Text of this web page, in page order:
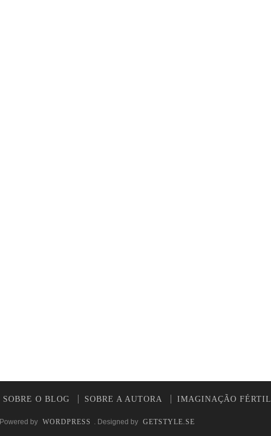
SOBRE O BLOG SOBRE A AUTORA IMAGINAÇÃO FÉRTIL
Powered by WORDPRESS . Designed by GETSTYLE.SE